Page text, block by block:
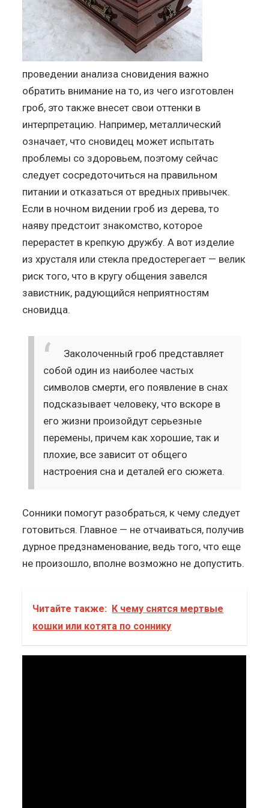
проведении анализа сновидения важно
обратить внимание на то, из чего изготовлен
гроб, это также внесет свои оттенки в
интерпретацию. Например, металлический
означает, что сновидец может испытать
проблемы со здоровьем, поэтому сейчас
следует сосредоточиться на правильном
питании и отказаться от вредных привычек.
Если в ночном видении гроб из дерева, то
наяву предстоит знакомство, которое
перерастет в крепкую дружбу. А вот изделие
из хрусталя или стекла предостерегает — велик
риск того, что в кругу общения завелся
завистник, радующийся неприятностям
сновидца.
Заколоченный гроб представляет
собой один из наиболее частых
символов смерти, его появление в снах
подсказывает человеку, что вскоре в
его жизни произойдут серьезные
перемены, причем как хорошие, так и
плохие, все зависит от общего
настроения сна и деталей его сюжета.
Сонники помогут разобраться, к чему следует
готовиться. Главное — не отчаиваться, получив
дурное предзнаменование, ведь того, что еще
не произошло, вполне возможно не допустить.
Читайте также: К чему снятся мертвые
кошки или котята по соннику